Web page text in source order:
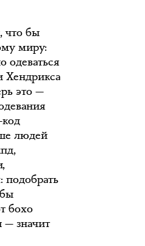
что бы
миру:
одеваться
Хендрикса
это —
людей
подобрать
бохо
— значит